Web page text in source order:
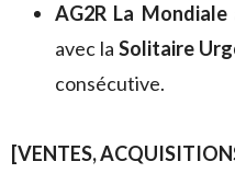
AG2R La Mondiale
avec la Solitaire
consécutive.
[VENTES,